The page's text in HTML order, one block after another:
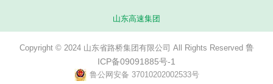
山东高速集团
Copyright © 2024 山东省路桥集团有限公司 All Rights Reserved 鲁
ICP备09091885号-1
鲁公网安备 37010202002533号